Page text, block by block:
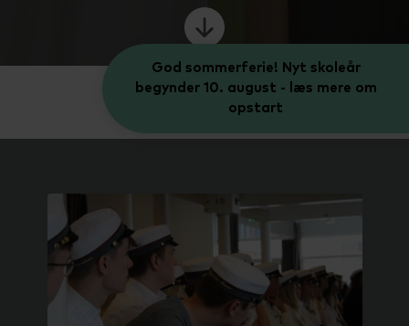
God sommerferie! Nyt skoleår
begynder 10. august - læs mere om
opstart